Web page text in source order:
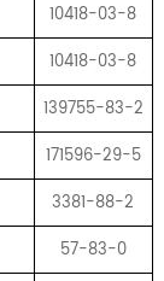
10418-03-8
10418-03-8
139755-83-2
171596-29-5
3381-88-2
57-83-0